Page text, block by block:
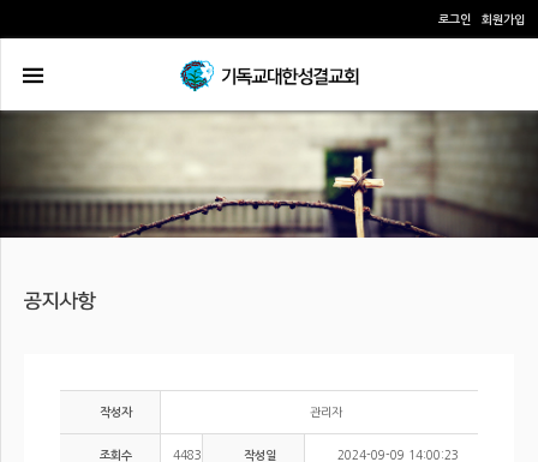
로그인 회원가입
작성자 관리자
조회수 4483 작성일 2024-09-09 14:00:23